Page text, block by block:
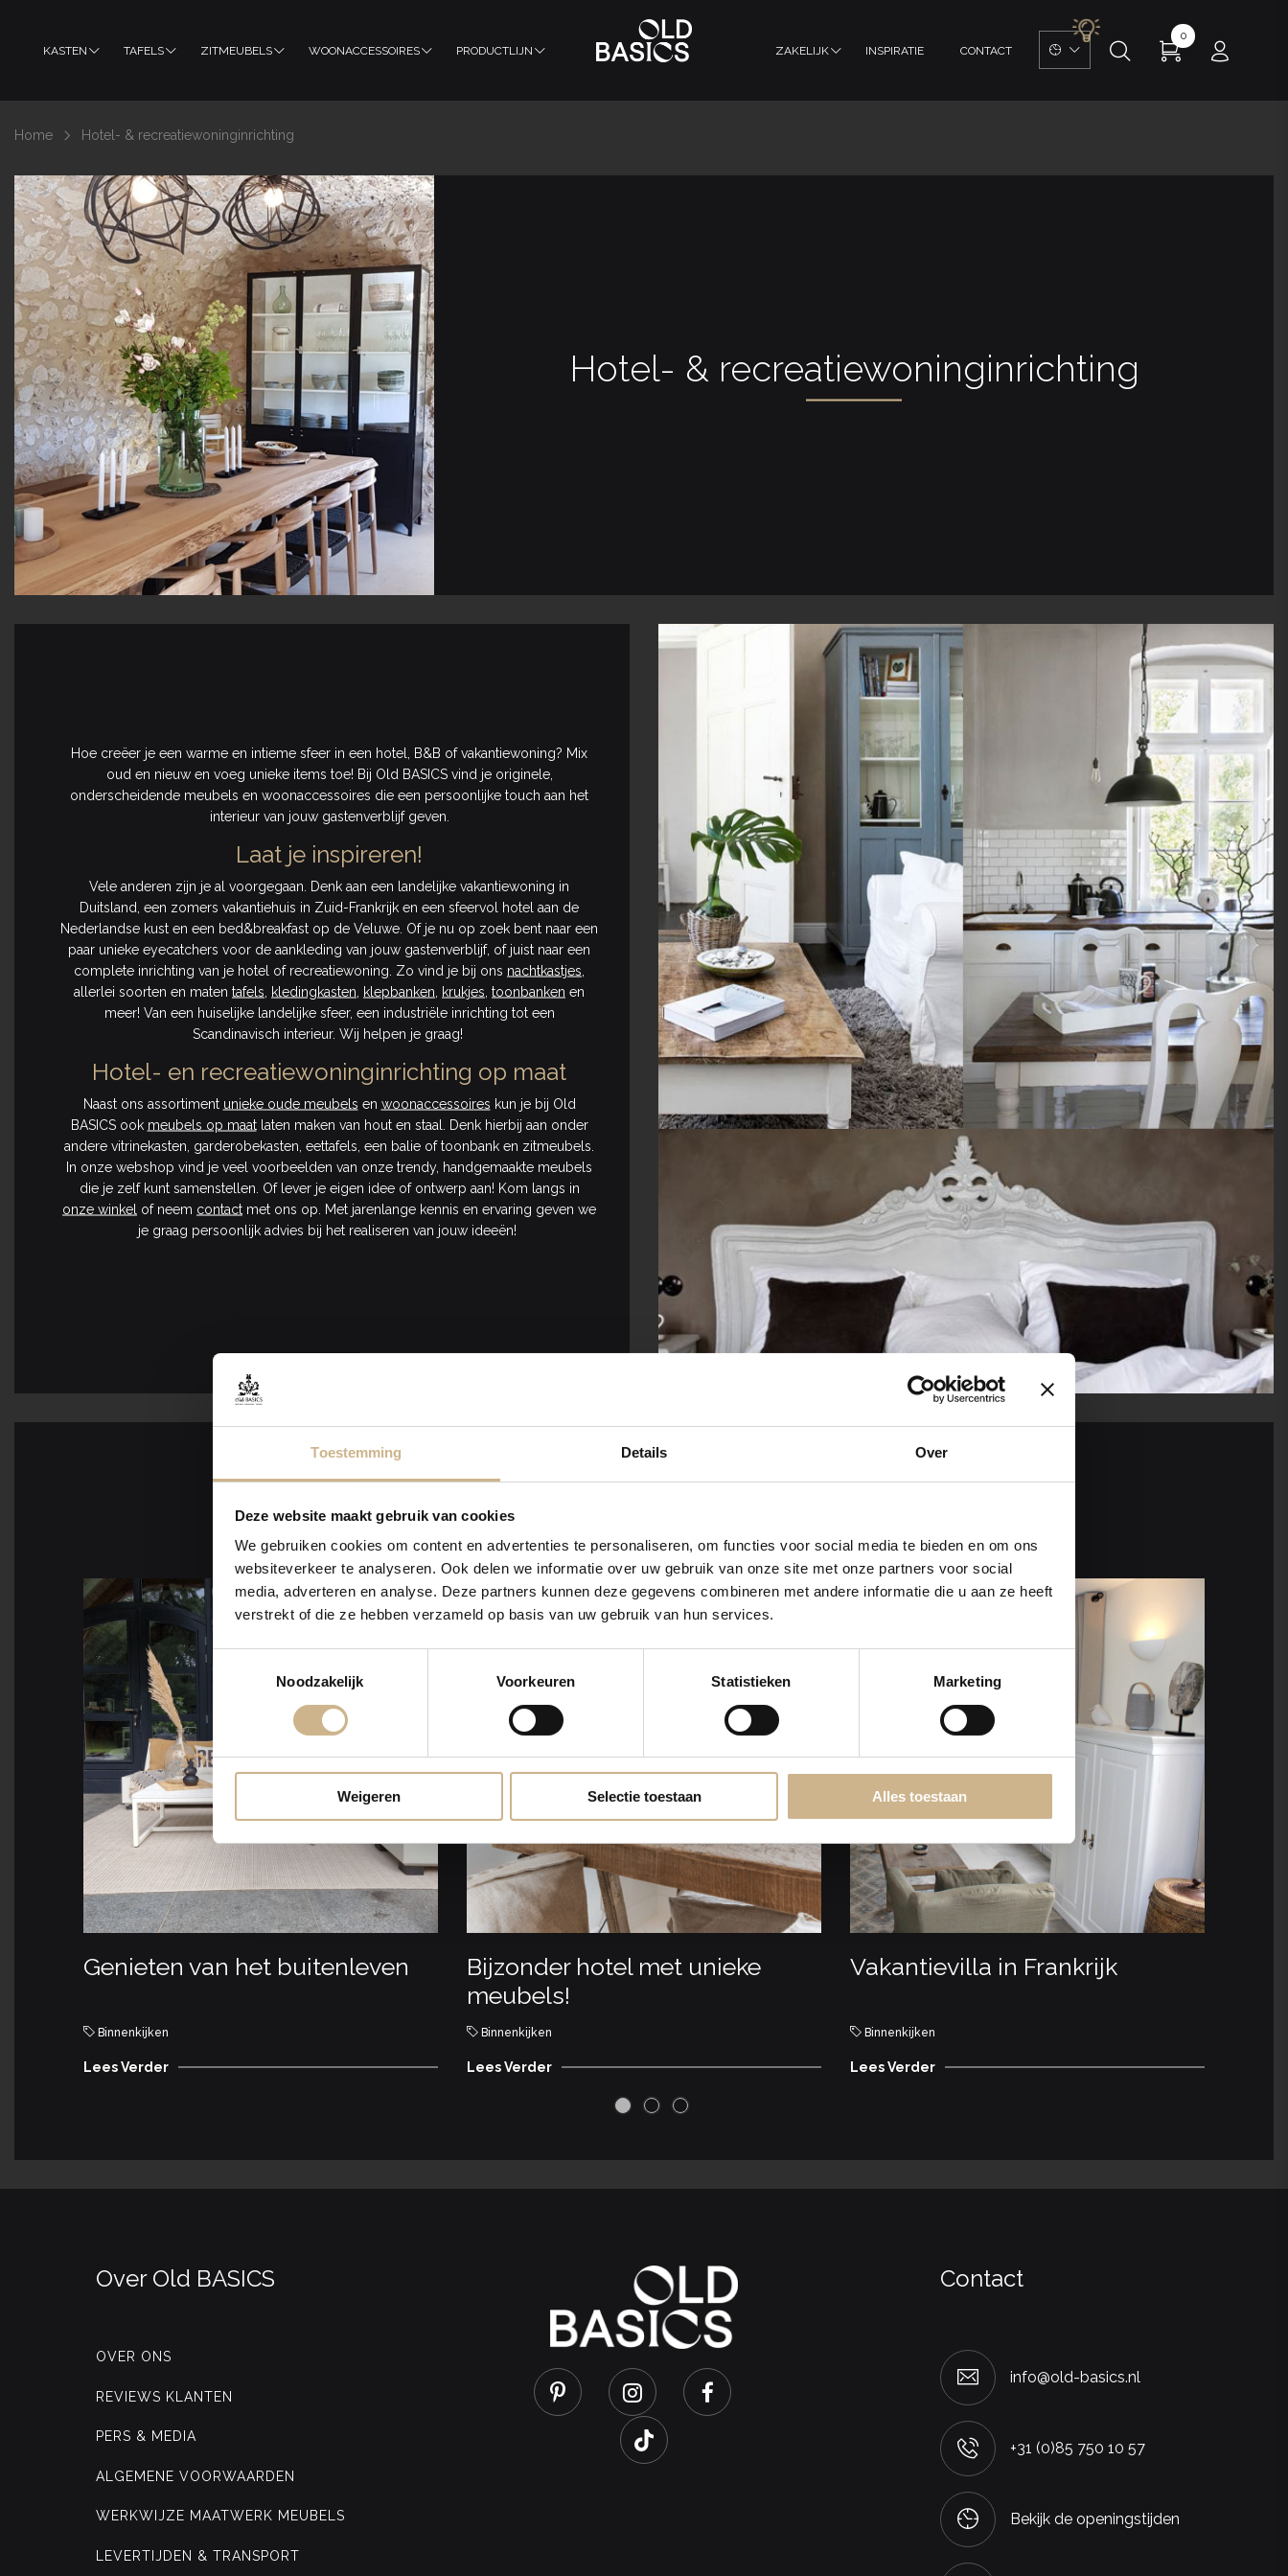
Toestemming Details Over
Deze website maakt gebruik van cookies
We gebruiken cookies om content en advertenties te personaliseren, om functies voor social media te bieden en om ons
websiteverkeer te analyseren. Ook delen we informatie over uw gebruik van onze site met onze partners voor social
media, adverteren en analyse. Deze partners kunnen deze gegevens combineren met andere informatie die u aan ze heeft
verstrekt of die ze hebben verzameld op basis van uw gebruik van hun services.
Noodzakelijk
Voorkeuren Statistieken Marketing
Weigeren Selectie toestaan Alles toestaan
KASTEN TAFELS ZITMEUBELS WOONACCESSOIRES PRODUCTLIJN ZAKELIJK INSPIRATIE CONTACT
0
Home Hotel- & recreatiewoninginrichting
Hotel- & recreatiewoninginrichting
Hoe creëer je een warme en intieme sfeer in een hotel, B&B of vakantiewoning? Mix
oud en nieuw en voeg unieke items toe! Bij Old BASICS vind je originele,
onderscheidende meubels en woonaccessoires die een persoonlijke touch aan het
interieur van jouw gastenverblijf geven.
Laat je inspireren!
Vele anderen zijn je al voorgegaan. Denk aan een landelijke vakantiewoning in
Duitsland, een zomers vakantiehuis in Zuid-Frankrijk en een sfeervol hotel aan de
Nederlandse kust en een bed&breakfast op de Veluwe. Of je nu op zoek bent naar een
paar unieke eyecatchers voor de aankleding van jouw gastenverblijf, of juist naar een
complete inrichting van je hotel of recreatiewoning. Zo vind je bij ons nachtkastjes
allerlei soorten en maten tafels kledingkasten klepbanken krukjes toonbanken en
meer! Van een huiselijke landelijke sfeer, een industriële inrichting tot een
Scandinavisch interieur. Wij helpen je graag!
Hotel- en recreatiewoninginrichting op maat
Naast ons assortiment unieke oude meubels en woonaccessoires kun je bij Old
BASICS ook meubels op maatlaten maken van hout en staal. Denk hierbij aan onder
andere vitrinekasten, garderobekasten, eettafels, een balie of toonbank en zitmeubels.
In onze webshop vind je veel voorbeelden van onze trendy, handgemaakte meubels
die je zelf kunt samenstellen. Of lever je eigen idee of ontwerp aan! Kom langs in
onze winkel of neem contact met ons op. Met jarenlange kennis en ervaring geven we
je graag persoonlijk advies bij het realiseren van jouw ideeën!
Laat je
Genieten van het buitenleven
Binnenkijken
Lees Verder
Bijzonder hotel met unieke
meubels!
Binnenkijken
Lees Verder
Vakantievilla in Frankrijk
Binnenkijken
Lees Verder
Over Old BASICS
OVER ONS
REVIEWS KLANTEN
PERS & MEDIA
ALGEMENE VOORWAARDEN
WERKWIJZE MAATWERK MEUBELS
LEVERTIJDEN & TRANSPORT
Contact
info@old-basics.nl
+31 (0)85 750 10 57
Bekijk de openingstijden